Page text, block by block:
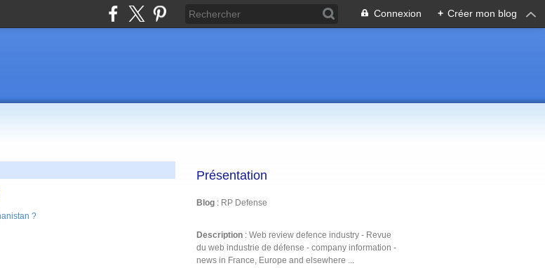
Connexion + Créer mon blog
Présentation
Blog : RP Defense
Description : Web review defence industry - Revue
du web industrie de défense - company information -
news in France, Europe and elsewhere ...